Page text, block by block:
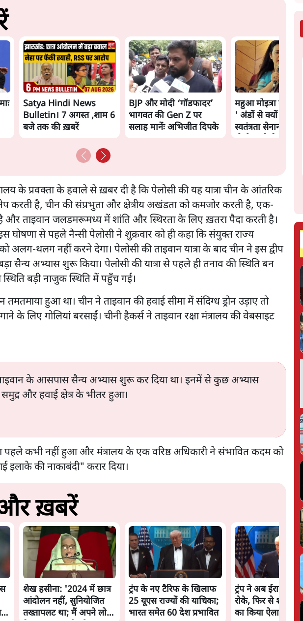
Satya Hindi News
Bulletin। 7 अगस्त ,शाम 6
बजे तक की ख़बरें
BJP और मोदी ‘गॉडफादर’
भागवत की Gen Z पर
सलाह मानेंः अभिजीत दिपके
महुआ मोइत्रा से SC
' अंडों से क्यों डरती
स्वतंत्रता सेनानी सीने
के प्रवक्ता के हवाले से ख़बर दी है कि पेलोसी की यह यात्रा चीन के आंतरिक
करती है, चीन की संप्रभुता और क्षेत्रीय अखंडता को कमजोर करती है, एक-
है और ताइवान जलडमरूमध्य में शांति और स्थिरता के लिए ख़तरा पैदा करती है।
घोषणा से पहले नैन्सी पेलोसी ने शुक्रवार को ही कहा कि संयुक्त राज्य
अलग-थलग नहीं करने देगा। पेलोसी की ताइवान यात्रा के बाद चीन ने इस द्वीप
सैन्य अभ्यास शुरू किया। पेलोसी की यात्रा से पहले ही तनाव की स्थिति बन
स्थिति बड़ी नाजुक स्थिति में पहुँच गई।
तमतमाया हुआ था। चीन ने ताइवान की हवाई सीमा में संदिग्ध ड्रोन उड़ाए तो
के लिए गोलियां बरसाईं। चीनी हैकर्स ने ताइवान रक्षा मंत्रालय की वेबसाइट
के आसपास सैन्य अभ्यास शुरू कर दिया था। इनमें से कुछ अभ्यास
समुद्र और हवाई क्षेत्र के भीतर हुआ।
पहले कभी नहीं हुआ और मंत्रालय के एक वरिष्ठ अधिकारी ने संभावित कदम को
इलाके की नाकाबंदी" करार दिया।
ख़बरें
शेख हसीना: '2024 में छात्र
आंदोलन नहीं, सुनियोजित
तख्तापलट था; मैं अपने लोगों
ट्रंप के नए टैरिफ के खिलाफ
25 यूएस राज्यों की याचिका;
भारत समेत 60 देश प्रभावित
ट्रंप ने अब ईरान पर
रोके, फिर से शांति
का किया ऐलान